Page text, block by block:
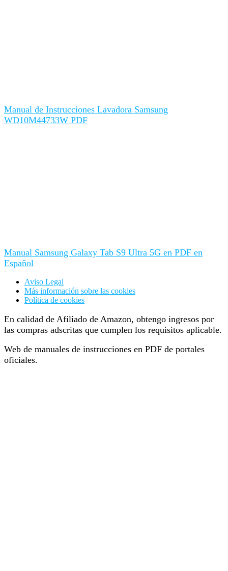
Manual de Instrucciones Lavadora Samsung
WD10M44733W PDF
Manual Samsung Galaxy Tab S9 Ultra 5G en PDF en
Español
Aviso Legal
Más información sobre las cookies
Política de cookies
En calidad de Afiliado de Amazon, obtengo ingresos por
las compras adscritas que cumplen los requisitos aplicable.
Web de manuales de instrucciones en PDF de portales
oficiales.